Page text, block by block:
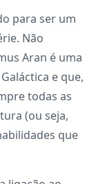
para ser um
Não
Aran é uma
e que,
todas as
(ou seja,
que